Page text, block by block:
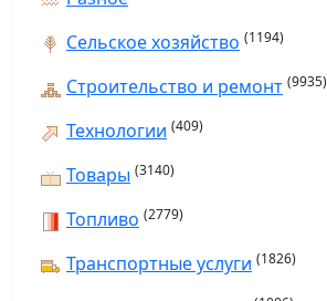
Сельское хозяйство (1194)
Строительство и ремонт (9935)
Технологии (409)
Товары (3140)
Топливо (2779)
Транспортные услуги (1826)